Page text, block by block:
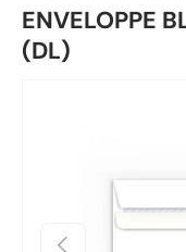
ENVELOPPE
(DL)
Précédent